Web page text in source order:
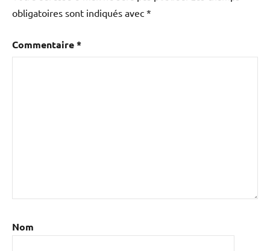
obligatoires sont indiqués avec *
Commentaire*
Nom